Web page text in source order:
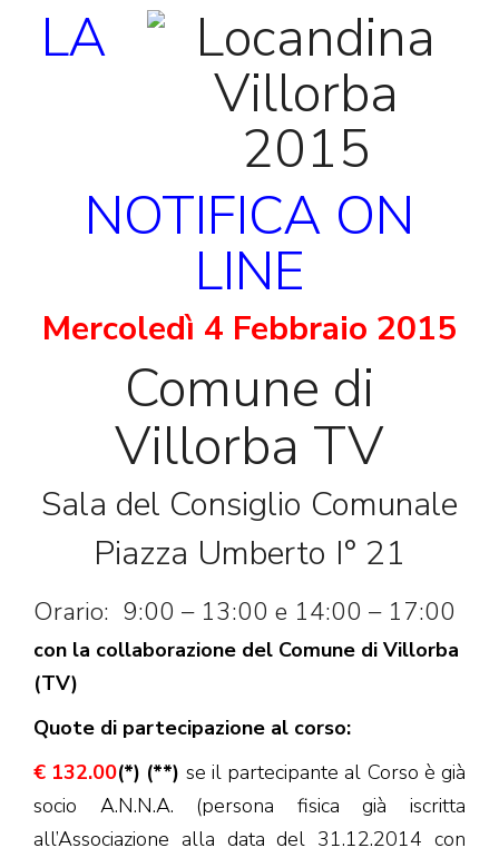
LA
NOTIFICA ON
LINE
Mercoledì 4 Febbraio 2015
Comune di
Villorba TV
Sala del Consiglio Comunale
Piazza Umberto I° 21
Orario: 9:00 – 13:00 e 14:00 – 17:00
con la collaborazione del Comune di Villorba
(TV)
Quote di partecipazione al corso:
€ 132.00(*) (**) se il partecipante al Corso è già
socio A.N.N.A. (persona fisica già iscritta
all’Associazione alla data del 31.12.2014 con